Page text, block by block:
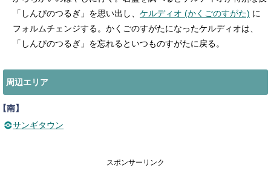
「しんぴのつるぎ」を思い出し、 ケルディオ (かくごのすがた) に
フォルムチェンジする。かくごのすがたになったケルディオは、
「しんぴのつるぎ」を忘れるといつものすがたに戻る。
周辺エリア
南】
サンギタウン
スポンサーリンク